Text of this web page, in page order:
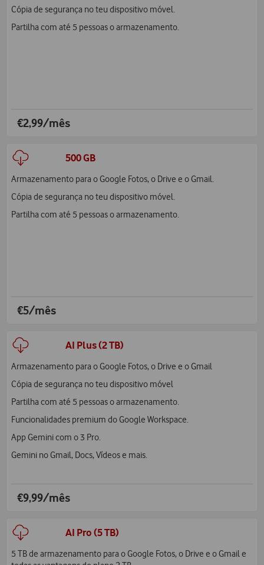
Cópia de segurança no teu dispositivo móvel.
Partilha com até 5 pessoas o armazenamento.
€2,99/mês
500 GB
Armazenamento para o Google Fotos, o Drive e o Gmail.
Cópia de segurança no teu dispositivo móvel.
Partilha com até 5 pessoas o armazenamento.
€5/mês
AI Plus (2 TB)
Armazenamento para o Google Fotos, o Drive e o Gmail
Cópia de segurança no teu dispositivo móvel
Partilha com até 5 pessoas o armazenamento.
Funcionalidades premium do Google Workspace.
App Gemini com o 3 Pro.
Gemini no Gmail, Docs, Vídeos e mais.
€9,99/mês
AI Pro (5 TB)
5 TB de armazenamento para o Google Fotos, o Drive e o Gmail e